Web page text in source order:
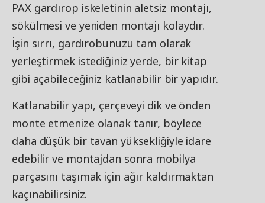
PAX gardırop iskeletinin aletsiz montajı,
sökülmesi ve yeniden montajı kolaydır.
İşin sırrı, gardırobunuzu tam olarak
yerleştirmek istediğiniz yerde, bir kitap
gibi açabileceğiniz katlanabilir bir yapıdır.
Katlanabilir yapı, çerçeveyi dik ve önden
monte etmenize olanak tanır, böylece
daha düşük bir tavan yüksekliğiyle idare
edebilir ve montajdan sonra mobilya
parçasını taşımak için ağır kaldırmaktan
kaçınabilirsiniz.